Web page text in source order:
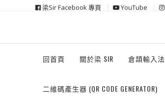
梁Sir Facebook 專頁 YouTube
回首頁 關於梁 SIR 倉頡輸入法
二維碼產生器 (QR CODE GENERATOR)